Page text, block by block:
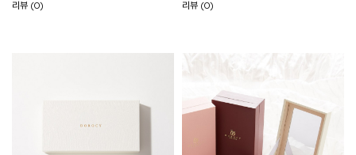
리뷰 (0) 리뷰 (0)